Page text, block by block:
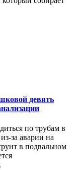
девять
по трубам в
за аварии на
в подвальном